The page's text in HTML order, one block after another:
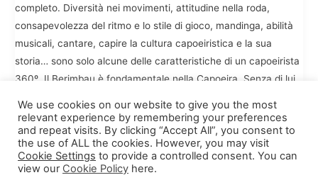
completo. Diversità nei movimenti, attitudine nella roda,
consapevolezza del ritmo e lo stile di gioco, mandinga, abilità
musicali, cantare, capire la cultura capoeiristica e la sua
storia… sono solo alcune delle caratteristiche di un capoeirista
360º. Il Berimbau è fondamentale nella Capoeira. Senza di lui
Guida
Berimbau
fai
da
Leggi tutto »
We use cookies on our website to give you the most
relevant experience by remembering your preferences
and repeat visits. By clicking “Accept All”, you consent to
the use of ALL the cookies. However, you may visit
Cookie Settings to provide a controlled consent. You can
view our Cookie Policy here.